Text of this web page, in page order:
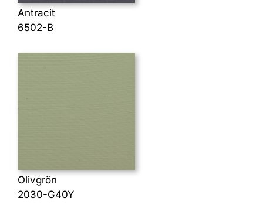
Antracit
6502-B
Olivgrön
2030-G40Y